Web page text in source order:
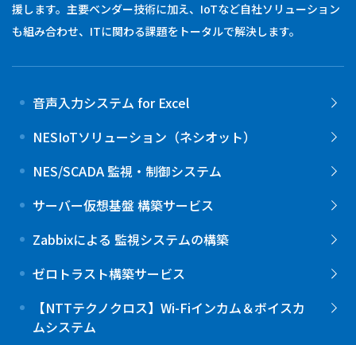
援します。主要ベンダー技術に加え、IoTなど自社ソリューション
も組み合わせ、ITに関わる課題をトータルで解決します。
音声入力システム for Excel
NESIoTソリューション（ネシオット）
NES/SCADA 監視・制御システム
サーバー仮想基盤 構築サービス
Zabbixによる 監視システムの構築
ゼロトラスト構築サービス
【NTTテクノクロス】Wi-Fiインカム＆ボイスカ
ムシステム